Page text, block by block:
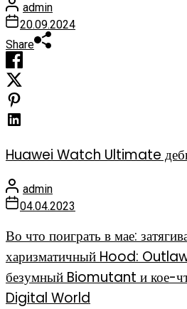
admin
20.09.2024
Share
Huawei Watch Ultimate
admin
04.04.2023
Во что поиграть в мае:
харизматичный Hood:
безумный Biomutant и кое-
Digital World